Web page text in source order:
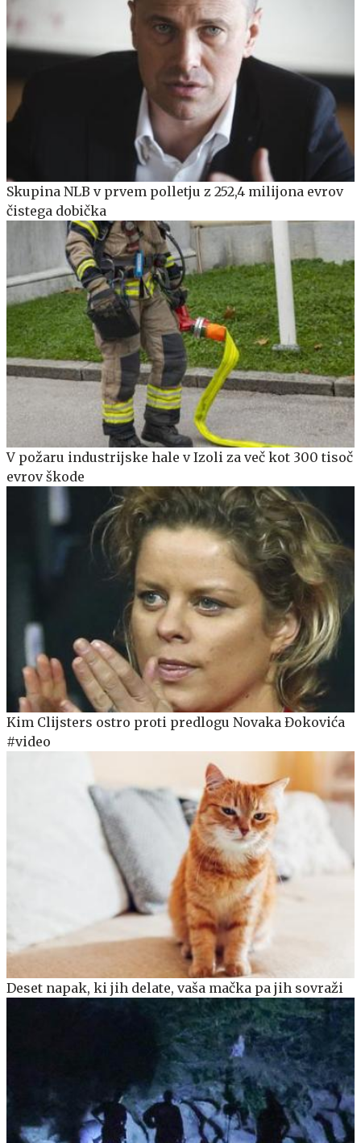
Skupina NLB v prvem polletju z 252,4 milijona evrov
čistega dobička
V požaru industrijske hale v Izoli za več kot 300 tisoč
evrov škode
Kim Clijsters ostro proti predlogu Novaka Đokovića
#video
Deset napak, ki jih delate, vaša mačka pa jih sovraži